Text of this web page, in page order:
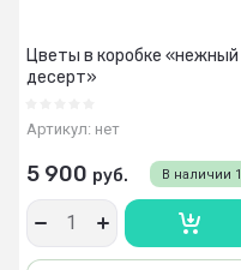
Цветы в коробке «нежный
десерт»
Артикул: нет
В наличии 1
5 900 руб.